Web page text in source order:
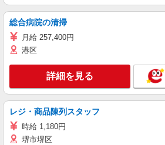
総合病院の清掃
月給 257,400円
港区
詳細を見る
レジ・商品陳列スタッフ
時給 1,180円
堺市堺区